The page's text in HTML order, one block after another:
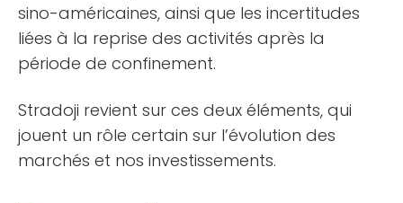
sino-américaines, ainsi que les incertitudes
liées à la reprise des activités après la
période de confinement.
Stradoji revient sur ces deux éléments, qui
jouent un rôle certain sur l’évolution des
marchés et nos investissements.